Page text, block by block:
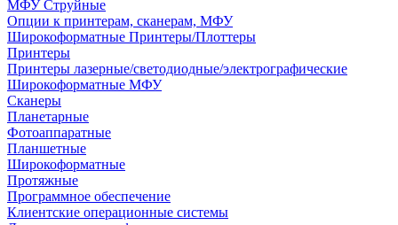
МФУ Струйные
Опции к принтерам, сканерам, МФУ
Широкоформатные Принтеры/Плоттеры
Принтеры
Принтеры лазерные/светодиодные/электрографические
Широкоформатные МФУ
Сканеры
Планетарные
Фотоаппаратные
Планшетные
Широкоформатные
Протяжные
Программное обеспечение
Клиентские операционные системы